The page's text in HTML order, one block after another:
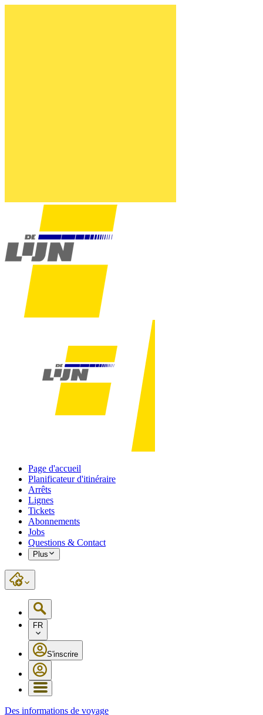
Page d'accueil
Planificateur d'itinéraire
Arrêts
Lignes
Tickets
Abonnements
Jobs
Questions & Contact
Plus
FR
S'inscrire
Des informations de voyage